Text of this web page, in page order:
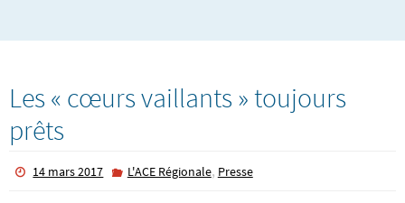
Les « cœurs vaillants » toujours
prêts
14 mars 2017 L'ACE Régionale, Presse